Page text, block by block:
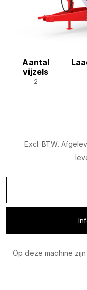
Aantal
vijzels
2
Excl. BTW.
Op deze machine